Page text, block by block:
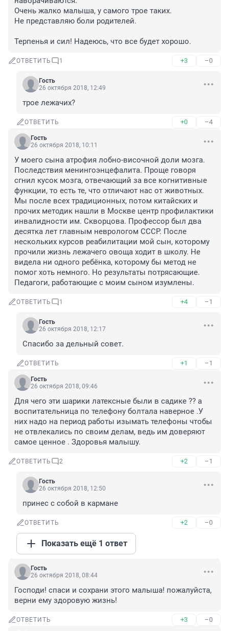
Очень жалко малыша, у самого трое таких.
Не представляю боли родителей.
Терпенья и сил! Надеюсь, что все будет хорошо.
ОТВЕТИТЬ 1 +3 –0
Гость
26 октября 2018, 12:49
трое лежачих?
ОТВЕТИТЬ +0 –4
Гость
26 октября 2018, 10:11
У моего сына атрофия лобно-височной доли мозга.
Последствия менингоэнцефалита. Проще говоря
сгнил кусок мозга, отвечающий за все когнитивные
функции, то есть те, что отличают нас от животных.
Мы после всех традиционных, потом китайских и
прочих методик нашли в Москве центр профилактики
инвалидности им. Скворцова. Профессор был два
десятка лет главным неврологом СССР. После
нескольких курсов реабилитации мой сын, которому
прочили жизнь лежачего овоща ходит в школу. Не
видела ни одного ребёнка, которому бы метод не
помог хоть немного. Но результаты потрясающие.
Педагоги, работающие с моим сыном изумлены.
ОТВЕТИТЬ 1 +4 –1
Гость
26 октября 2018, 12:17
Спасибо за дельный совет.
ОТВЕТИТЬ +1 –1
Гость
26 октября 2018, 09:46
Для чего эти шарики латексные были в садике ?? а
воспитательница по телефону болтала наверное .У
них надо на период работы изымать телефоны чтобы
не отвлекались по своим делам, ведь им доверяют
самое ценное . Здоровья малышу.
ОТВЕТИТЬ 2 +2 –1
Гость
26 октября 2018, 12:50
принес с собой в кармане
ОТВЕТИТЬ +2 –0
Показать ещё 1 ответ
Гость
26 октября 2018, 08:44
Господи! спаси и сохрани этого малыша! пожалуйста,
верни ему здоровую жизнь!
ОТВЕТИТЬ +3 –0